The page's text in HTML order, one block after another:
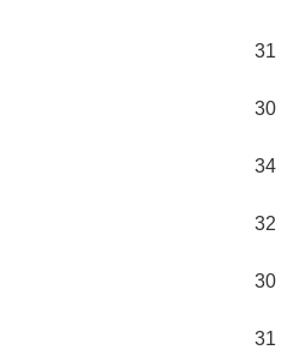
31
30
34
32
30
31